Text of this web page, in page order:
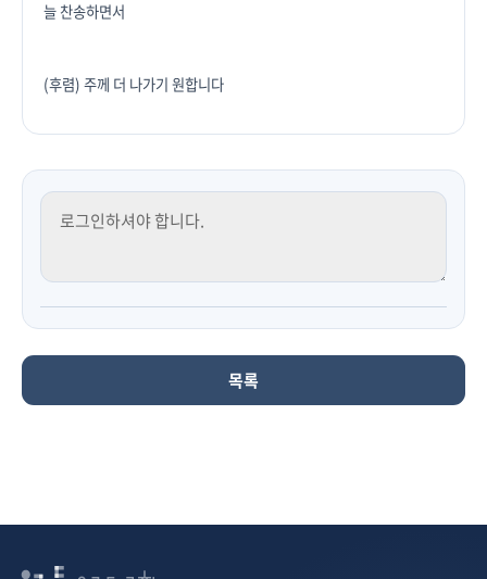
늘 찬송하면서
(후렴) 주께 더 나가기 원합니다
목록